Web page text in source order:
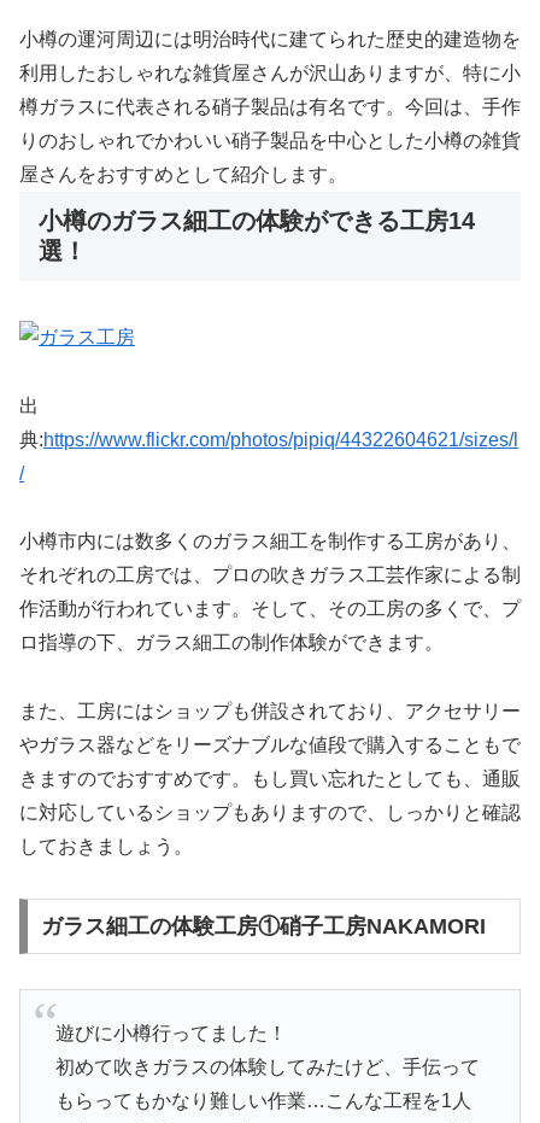
小樽の運河周辺には明治時代に建てられた歴史的建造物を
利用したおしゃれな雑貨屋さんが沢山ありますが、特に小
樽ガラスに代表される硝子製品は有名です。今回は、手作
りのおしゃれでかわいい硝子製品を中心とした小樽の雑貨
屋さんをおすすめとして紹介します。
小樽のガラス細工の体験ができる工房14
選！
出
典:https://www.flickr.com/photos/pipiq/44322604621/sizes/l
/
小樽市内には数多くのガラス細工を制作する工房があり、
それぞれの工房では、プロの吹きガラス工芸作家による制
作活動が行われています。そして、その工房の多くで、プ
ロ指導の下、ガラス細工の制作体験ができます。
また、工房にはショップも併設されており、アクセサリー
やガラス器などをリーズナブルな値段で購入することもで
きますのでおすすめです。もし買い忘れたとしても、通販
に対応しているショップもありますので、しっかりと確認
しておきましょう。
ガラス細工の体験工房①硝子工房NAKAMORI
遊びに小樽行ってました！
初めて吹きガラスの体験してみたけど、手伝って
もらってもかなり難しい作業…こんな工程を1人